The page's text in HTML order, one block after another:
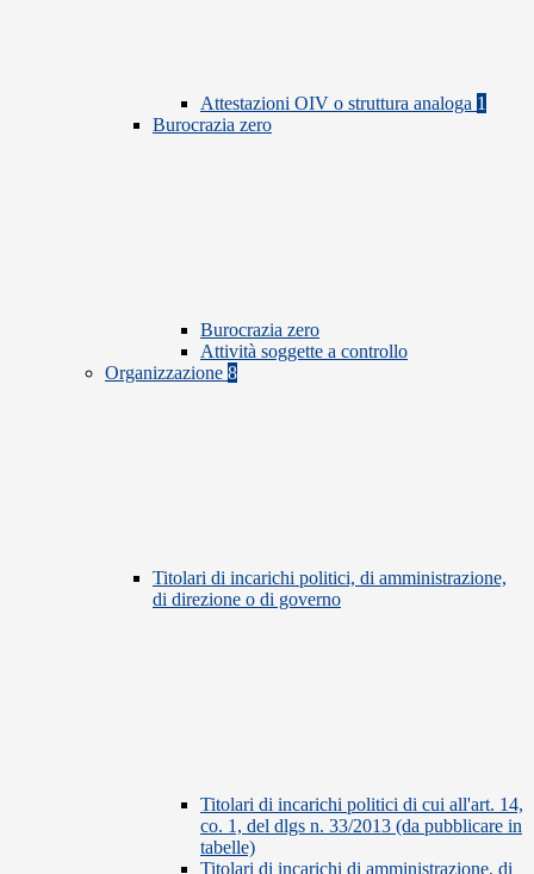
Attestazioni OIV o struttura analoga 1
Burocrazia zero
Burocrazia zero
Attività soggette a controllo
Organizzazione 8
Titolari di incarichi politici, di amministrazione,
di direzione o di governo
Titolari di incarichi politici di cui all'art. 14,
co. 1, del dlgs n. 33/2013 (da pubblicare in
tabelle)
Titolari di incarichi di amministrazione, di